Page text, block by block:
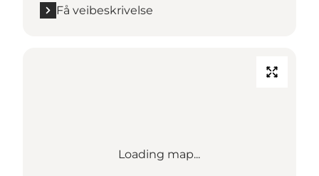
Få veibeskrivelse
Loading map...